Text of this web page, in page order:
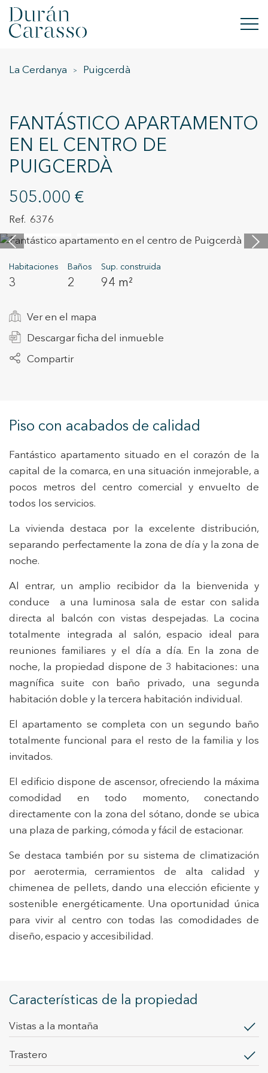
COMPRAR
VENDER
OBRA NUEVA
INVERSIONES
GRUPO DC
+34 935 178 067
La Cerdanya Puigcerdà
FANTÁSTICO APARTAMENTO
EN EL CENTRO DE
PUIGCERDÀ
505.000 €
6376
Habitaciones
3
Baños
2
Sup. construida
94 m²
Ver en el mapa
Descargar ficha del inmueble
Compartir
Piso con acabados de calidad
Fantástico apartamento situado en el corazón de la
capital de la comarca, en una situación inmejorable, a
pocos metros del centro comercial y envuelto de
todos los servicios.
La vivienda destaca por la excelente distribución,
separando perfectamente la zona de día y la zona de
noche.
Al entrar, un amplio recibidor da la bienvenida y
conduce a una luminosa sala de estar con salida
directa al balcón con vistas despejadas. La cocina
totalmente integrada al salón, espacio ideal para
reuniones familiares y el día a día. En la zona de
noche, la propiedad dispone de 3 habitaciones: una
magnífica suite con baño privado, una segunda
habitación doble y la tercera habitación individual.
El apartamento se completa con un segundo baño
totalmente funcional para el resto de la familia y los
invitados.
El edificio dispone de ascensor, ofreciendo la máxima
comodidad en todo momento, conectando
directamente con la zona del sótano, donde se ubica
una plaza de parking, cómoda y fácil de estacionar.
Se destaca también por su sistema de climatización
por aerotermia, cerramientos de alta calidad y
chimenea de pellets, dando una elección eficiente y
sostenible energéticamente. Una oportunidad única
para vivir al centro con todas las comodidades de
diseño, espacio y accesibilidad.
Características de la propiedad
vistas a la montaña
trastero
Modificar cookies
Técnicas y funcionales Siempre activas
Este sitio web utiliza Cookies propias para recopilar
información con la finalidad de mejorar nuestros servicios.
Si continua navegando, supone la aceptación de la
instalación de las mismas. El usuario tiene la posibilidad
de configurar su navegador pudiendo, si así lo desea,
impedir que sean instaladas en su disco duro, aunque
deberá tener en cuenta que dicha acción podrá ocasionar
dificultades de navegación de la página web.
Permiten realizar el seguimiento y análisis del
comportamiento de los usuarios de este sitio web. La
utiliza en la medición de la actividad de la web para la
datos de uso que hacen los usuarios del servicio. Permiten